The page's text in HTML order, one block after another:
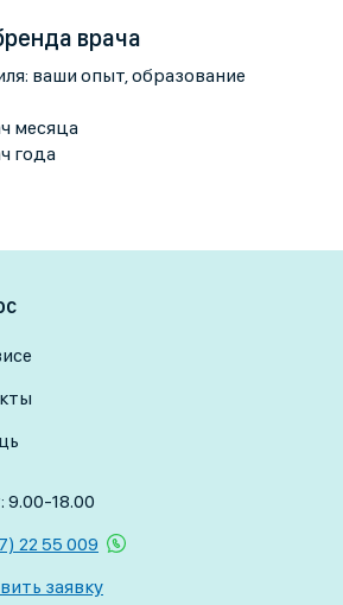
врача
ваши опыт, образование
месяца
года
18.00
22 55 009
заявку